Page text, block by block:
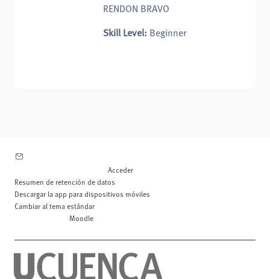
RENDON BRAVO
Skill Level: Beginner
Acceder
Resumen de retención de datos
Descargar la app para dispositivos móviles
Cambiar al tema estándar
Moodle